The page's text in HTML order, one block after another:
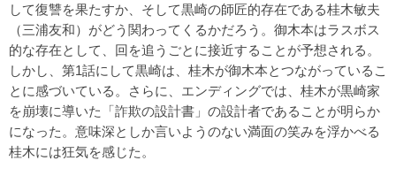
して復讐を果たすか、そして黒崎の師匠的存在である桂木敏夫
（三浦友和）がどう関わってくるかだろう。御木本はラスボス
的な存在として、回を追うごとに接近することが予想される。
しかし、第1話にして黒崎は、桂木が御木本とつながっているこ
とに感づいている。さらに、エンディングでは、桂木が黒崎家
を崩壊に導いた「詐欺の設計書」の設計者であることが明らか
になった。意味深としか言いようのない満面の笑みを浮かべる
桂木には狂気を感じた。